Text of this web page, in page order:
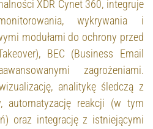
XDR Cynet 360, integruje
wykrywania i
modułami do ochrony przed
BEC (Business Email
zagrożeniami.
analitykę śledczą z
automatyzację reakcji (w tym
oraz integrację z istniejącymi